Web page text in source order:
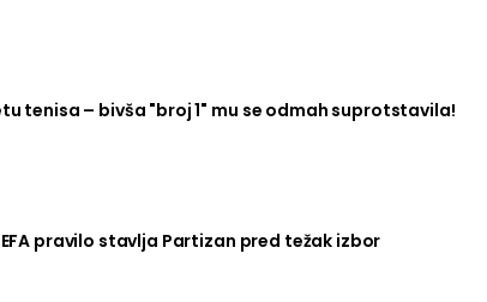
tenisa – bivša "broj 1" mu se odmah suprotstavila!
pravilo stavlja Partizan pred težak izbor